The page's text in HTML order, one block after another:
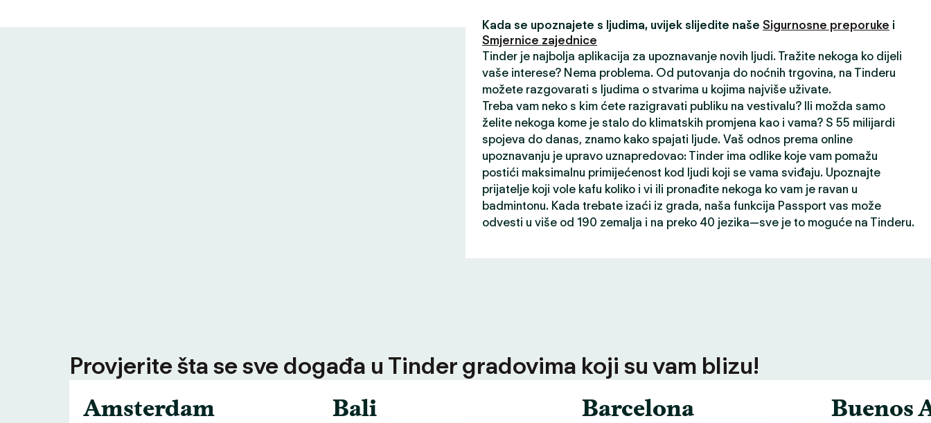
Kada se upoznajete s ljudima, uvijek slijedite naše Sigurnosne preporuke i
Smjernice zajednice
Tinder je najbolja aplikacija za upoznavanje novih ljudi. Tražite nekoga ko dijeli
vaše interese? Nema problema. Od putovanja do noćnih trgovina, na Tinderu
možete razgovarati s ljudima o stvarima u kojima najviše uživate.
Treba vam neko s kim ćete razigravati publiku na vestivalu? Ili možda samo
želite nekoga kome je stalo do klimatskih promjena kao i vama? S 55 milijardi
spojeva do danas, znamo kako spajati ljude. Vaš odnos prema online
upoznavanju je upravo uznapredovao: Tinder ima odlike koje vam pomažu
postići maksimalnu primijećenost kod ljudi koji se vama sviđaju. Upoznajte
prijatelje koji vole kafu koliko i vi ili pronađite nekoga ko vam je ravan u
badmintonu. Kada trebate izaći iz grada, naša funkcija Passport vas može
odvesti u više od 190 zemalja i na preko 40 jezika—sve je to moguće na Tinderu.
Provjerite šta se sve događa u Tinder gradovima koji su vam blizu!
Amsterdam
Bali Barcelona Buenos